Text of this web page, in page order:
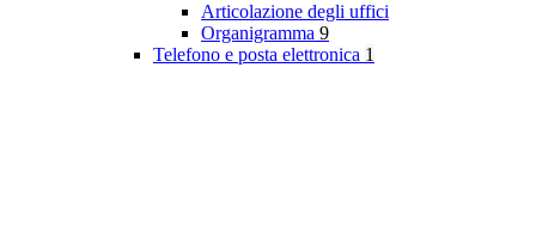
Articolazione degli uffici
Organigramma 9
Telefono e posta elettronica 1